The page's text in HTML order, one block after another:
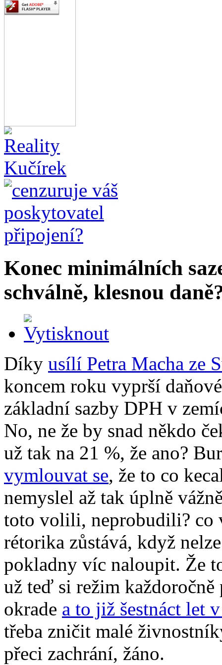
Konec minimálních
schválně, klesnou
Díky usílí Petra Macha ze
koncem roku vyprší
základní sazby DPH v
No, ne že by snad někdo
už tak na 21 %, že ano?
vymlouvat se, že to co
nemyslel až tak úplně
toto volili, neprobudili? co
rétorika zůstává, když
pokladny víc naloupit. Že
už teď si režim
okrade a to již šestnáct let
třeba zničit malé
přeci zachrání, žáno.